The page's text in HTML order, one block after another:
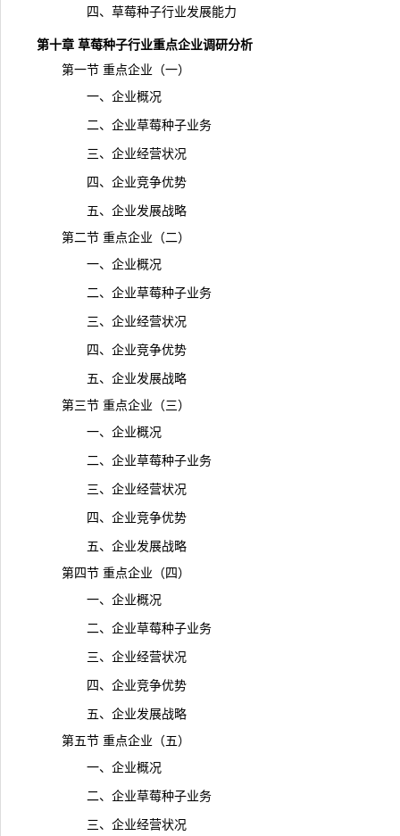
四、草莓种子行业发展能力
第十章 草莓种子行业重点企业调研分析
第一节 重点企业（一）
一、企业概况
二、企业草莓种子业务
三、企业经营状况
四、企业竞争优势
五、企业发展战略
第二节 重点企业（二）
一、企业概况
二、企业草莓种子业务
三、企业经营状况
四、企业竞争优势
五、企业发展战略
第三节 重点企业（三）
一、企业概况
二、企业草莓种子业务
三、企业经营状况
四、企业竞争优势
五、企业发展战略
第四节 重点企业（四）
一、企业概况
二、企业草莓种子业务
三、企业经营状况
四、企业竞争优势
五、企业发展战略
第五节 重点企业（五）
一、企业概况
二、企业草莓种子业务
三、企业经营状况